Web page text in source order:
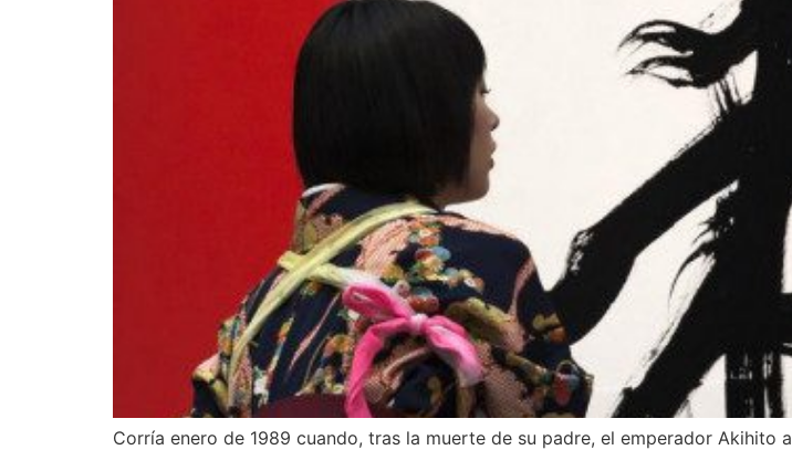
Corría enero de 1989 cuando, tras la muerte de su padre, el emperador